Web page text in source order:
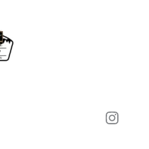
Instagram